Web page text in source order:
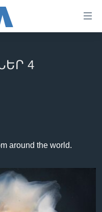
4
around the world.